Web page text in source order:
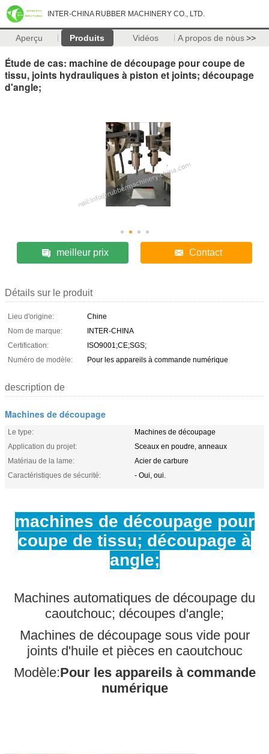
INTER-CHINA RUBBER MACHINERY CO., LTD.
Aperçu Produits Vidéos A propos de nous>>
Étude de cas: machine de découpage pour coupe de
tissu, joints hydrauliques à piston et joints; découpage
d'angle;
meilleur prix Contact
Détails sur le produit
Lieu d'origine:
Chine
Nom de marque:
INTER-CHINA
Certification:
ISO9001;CE;SGS;
Numéro de modèle:
Pour les appareils à commande numérique
description de
Machines de découpage
Le type:
Machines de découpage
Application du projet:
Sceaux en poudre, anneaux
Matériau de la lame:
Acier de carbure
Caractéristiques de sécurité:
- Oui, oui.
machines de découpage pour
coupe de tissu; découpage à
angle;
Machines automatiques de découpage du
caoutchouc; découpes d'angle;
Machines de découpage sous vide pour
joints d'huile et pièces en caoutchouc
Modèle:Pour les appareils à commande
numérique